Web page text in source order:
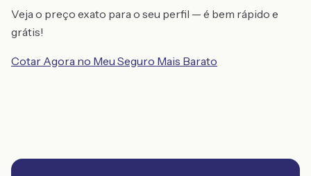
Veja o preço exato para o seu perfil — é bem rápido e
grátis!
Cotar Agora no Meu Seguro Mais Barato